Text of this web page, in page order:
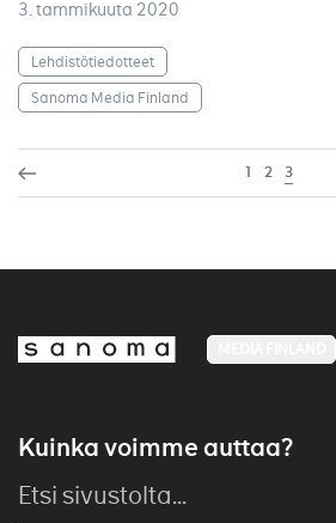
3. tammikuuta 2020
Lehdistötiedotteet
Sanoma Media Finland
1 2 3
Kuinka voimme auttaa?